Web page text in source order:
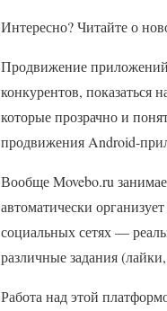
Интересно? Читайте о
Продвижение приложений
конкурентов, показаться
которые прозрачно и
продвижения Android-
Вообще Movebo.ru
автоматически
социальных сетях —
различные задания
Работа над этой